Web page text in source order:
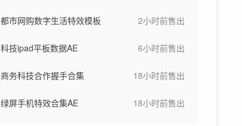
都市网购数字生活特效模板 2小时前售出
科技ipad平板数据AE 6小时前售出
商务科技合作握手合集 18小时前售出
绿屏手机特效合集AE 18小时前售出